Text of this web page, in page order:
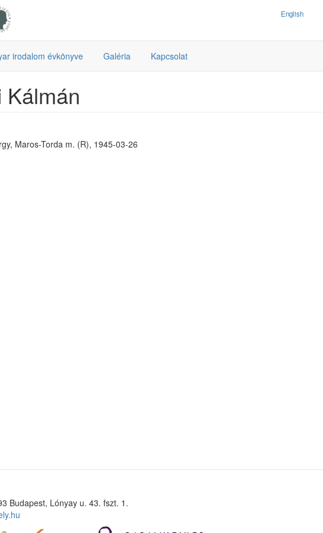
English
irodalom évkönyve Galéria Kapcsolat
Kálmán
Maros-Torda m. (R), 1945-03-26
Budapest, Lónyay u. 43. fszt. 1.